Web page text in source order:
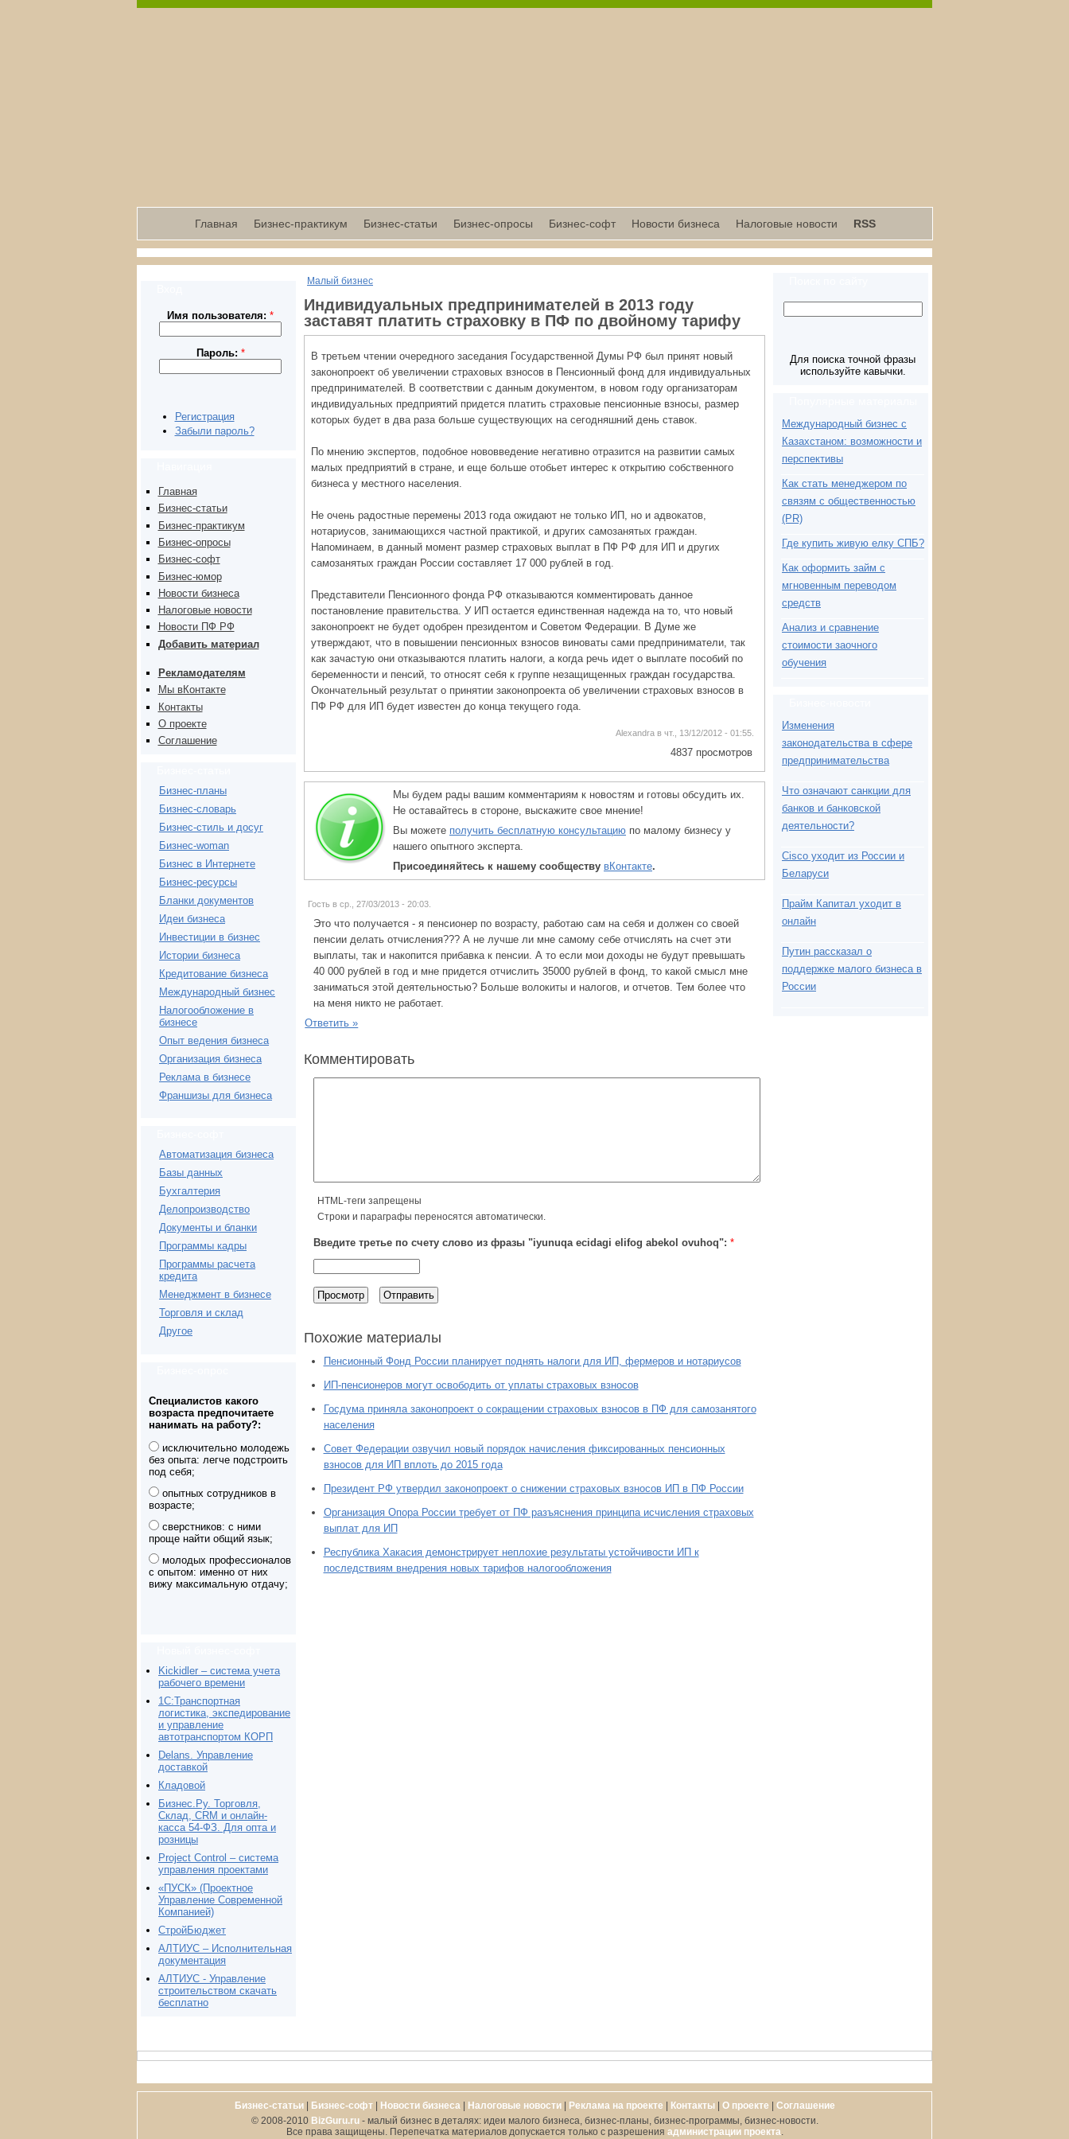
Главная Бизнес-практикум Бизнес-статьи Бизнес-опросы Бизнес-софт Новости бизнеса Налоговые новости RSS
Имя пользователя: *
Пароль: *
Регистрация
Забыли пароль?
Главная
Бизнес-статьи
Бизнес-практикум
Бизнес-опросы
Бизнес-софт
Бизнес-юмор
Новости бизнеса
Налоговые новости
Новости ПФ РФ
Добавить материал
Рекламодателям
Мы вКонтакте
Контакты
О проекте
Соглашение
Бизнес-планы
Бизнес-словарь
Бизнес-стиль и досуг
Бизнес-woman
Бизнес в Интернете
Бизнес-ресурсы
Бланки документов
Идеи бизнеса
Инвестиции в бизнес
Истории бизнеса
Кредитование бизнеса
Международный бизнес
Налогообложение в
бизнесе
Опыт ведения бизнеса
Организация бизнеса
Реклама в бизнесе
Франшизы для бизнеса
Автоматизация бизнеса
Базы данных
Бухгалтерия
Делопроизводство
Документы и бланки
Программы кадры
Программы расчета
кредита
Менеджмент в бизнесе
Торговля и склад
Другое
Специалистов какого
возраста предпочитаете
нанимать на работу?:
исключительно молодежь
без опыта: легче подстроить
под себя;
опытных сотрудников в
возрасте;
сверстников: с ними
проще найти общий язык;
молодых профессионалов
с опытом: именно от них
вижу максимальную отдачу;
Kickidler – система учета
рабочего времени
1С:Транспортная
логистика, экспедирование
и управление
автотранспортом КОРП
Delans. Управление
доставкой
Кладовой
Бизнес.Ру. Торговля,
Склад, CRM и онлайн-
касса 54-ФЗ. Для опта и
розницы
Project Сontrol – система
управления проектами
«ПУСК» (Проектное
Управление Современной
Компанией)
СтройБюджет
АЛТИУС – Исполнительная
документация
АЛТИУС - Управление
строительством скачать
бесплатно
Малый бизнес
Индивидуальных предпринимателей в 2013 году
заставят платить страховку в ПФ по двойному тарифу
В третьем чтении очередного заседания Государственной Думы РФ был принят новый
законопроект об увеличении страховых взносов в Пенсионный фонд для индивидуальных
предпринимателей. В соответствии с данным документом, в новом году организаторам
индивидуальных предприятий придется платить страховые пенсионные взносы, размер
которых будет в два раза больше существующих на сегодняшний день ставок.
По мнению экспертов, подобное нововведение негативно отразится на развитии самых
малых предприятий в стране, и еще больше отобьет интерес к открытию собственного
бизнеса у местного населения.
Не очень радостные перемены 2013 года ожидают не только ИП, но и адвокатов,
нотариусов, занимающихся частной практикой, и других самозанятых граждан.
Напоминаем, в данный момент размер страховых выплат в ПФ РФ для ИП и других
самозанятых граждан России составляет 17 000 рублей в год.
Представители Пенсионного фонда РФ отказываются комментировать данное
постановление правительства. У ИП остается единственная надежда на то, что новый
законопроект не будет одобрен президентом и Советом Федерации. В Думе же
утверждают, что в повышении пенсионных взносов виноваты сами предприниматели, так
как зачастую они отказываются платить налоги, а когда речь идет о выплате пособий по
беременности и пенсий, то относят себя к группе незащищенных граждан государства.
Окончательный результат о принятии законопроекта об увеличении страховых взносов в
ПФ РФ для ИП будет известен до конца текущего года.
Alexandra в чт., 13/12/2012 - 01:55.
4837 просмотров
Мы будем рады вашим комментариям к новостям и готовы обсудить их.
Не оставайтесь в стороне, выскажите свое мнение!
Вы можете получить бесплатную консультацию по малому бизнесу у
нашего опытного эксперта.
Присоединяйтесь к нашему сообществу вКонтакте.
Гость в ср., 27/03/2013 - 20:03.
Это что получается - я пенсионер по возрасту, работаю сам на себя и должен со своей
пенсии делать отчисления??? А не лучше ли мне самому себе отчислять на счет эти
выплаты, так и накопится прибавка к пенсии. А то если мои доходы не будут превышать
40 000 рублей в год и мне придется отчислить 35000 рублей в фонд, то какой смысл мне
заниматься этой деятельностью? Больше волокиты и налогов, и отчетов. Тем более что
на меня никто не работает.
Ответить »
Комментировать
HTML-теги запрещены
Строки и параграфы переносятся автоматически.
Введите третье по счету слово из фразы "iyunuqa ecidagi elifog abekol ovuhoq": *
Похожие материалы
Пенсионный Фонд России планирует поднять налоги для ИП, фермеров и нотариусов
ИП-пенсионеров могут освободить от уплаты страховых взносов
Госдума приняла законопроект о сокращении страховых взносов в ПФ для самозанятого
населения
Совет Федерации озвучил новый порядок начисления фиксированных пенсионных
взносов для ИП вплоть до 2015 года
Президент РФ утвердил законопроект о снижении страховых взносов ИП в ПФ России
Организация Опора России требует от ПФ разъяснения принципа исчисления страховых
выплат для ИП
Республика Хакасия демонстрирует неплохие результаты устойчивости ИП к
последствиям внедрения новых тарифов налогообложения
Для поиска точной фразы
используйте кавычки.
Международный бизнес с
Казахстаном: возможности и
перспективы
Как стать менеджером по
связям с общественностью
(PR)
Где купить живую елку СПБ?
Как оформить займ с
мгновенным переводом
средств
Анализ и сравнение
стоимости заочного
обучения
Изменения
законодательства в сфере
предпринимательства
Что означают санкции для
банков и банковской
деятельности?
Cisco уходит из России и
Беларуси
Прайм Капитал уходит в
онлайн
Путин рассказал о
поддержке малого бизнеса в
России
Бизнес-статьи| Бизнес-софт| Новости бизнеса | Налоговые новости| Реклама на проекте | Контакты| О проекте | Cоглашение
© 2008-2010 BizGuru.ru- малый бизнес в деталях: идеи малого бизнеса, бизнес-планы, бизнес-программы, бизнес-новости.
Все права защищены. Перепечатка материалов допускается только с разрешения администрации проекта